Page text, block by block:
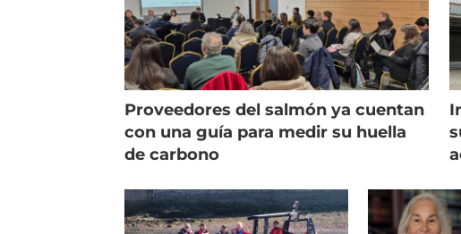
Proveedores del salmón ya cuentan
con una guía para medir su huella
de carbono